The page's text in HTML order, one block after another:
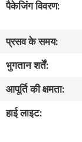
गुणवत्ता
नियंत्रण
संपर्क
करें
पैकेजिंग विवरण:
प्रसव के समय:
भुगतान शर्तें:
आपूर्ति की क्षमता:
हाई लाइट: